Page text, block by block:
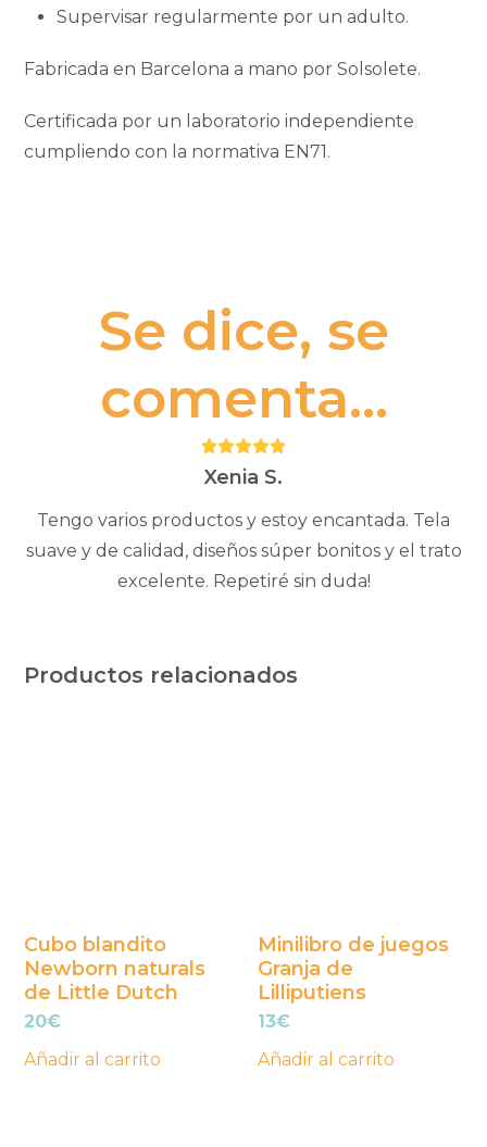
Supervisar regularmente por un adulto.
Fabricada en Barcelona a mano por Solsolete.
Certificada por un laboratorio independiente
cumpliendo con la normativa EN71.
Se dice, se
comenta...
Puntuación:
5Xenia S.
Tengo varios productos y estoy encantada. Tela
suave y de calidad, diseños súper bonitos y el trato
excelente. Repetiré sin duda!
Productos relacionados
Cubo blandito
Newborn naturals
de Little Dutch
20€
Añadir al carrito
Minilibro de juegos
Granja de
Lilliputiens
13€
Añadir al carrito